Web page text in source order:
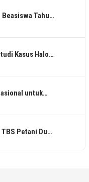
Tahu…
Kasus Halo…
untuk…
Petani Du…